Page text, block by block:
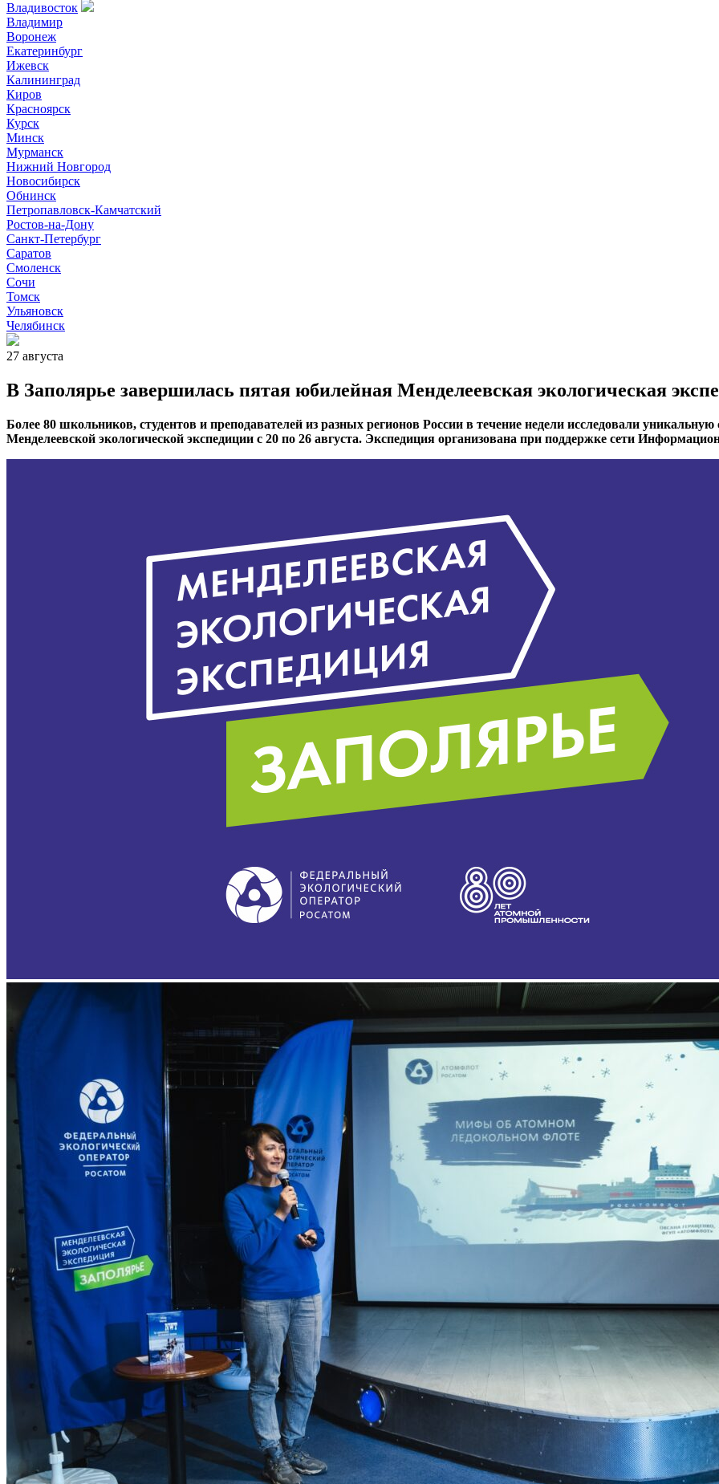
Владивосток
Владимир
Воронеж
Екатеринбург
Ижевск
Калининград
Киров
Красноярск
Курск
Минск
Мурманск
Нижний Новгород
Новосибирск
Обнинск
Петропавловск-Камчатский
Ростов-на-Дону
Санкт-Петербург
Саратов
Смоленск
Сочи
Томск
Ульяновск
Челябинск
27 августа
В Заполярье завершилась пятая юбилейная Менделеевская экологическая
Более 80 школьников, студентов и преподавателей из разных регионов России в течение недели исследовали
Менделеевской экологической экспедиции с 20 по 26 августа. Экспедиция организована при поддержке сети